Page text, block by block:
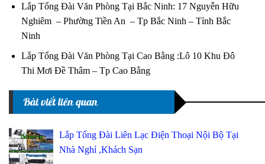
Lắp Tổng Đài Văn Phòng Tại Bắc Ninh: 17 Nguyễn Hữu
Nghiêm – Phường Tiền An – Tp Bắc Ninh – Tỉnh Bắc
Ninh
Lắp Tổng Đài Văn Phòng Tại Cao Bằng :Lô 10 Khu Đô
Thi Mơi Đề Thâm – Tp Cao Bằng
Bài viết liên quan
Lắp Tổng Đài Liên Lạc Điện Thoại Nội Bộ Tại
Nhà Nghỉ ,Khách Sạn